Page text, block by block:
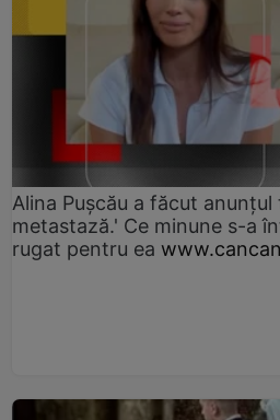
Alina Pușcău a făcut
metastază.' Ce minune s-a
rugat pentru ea